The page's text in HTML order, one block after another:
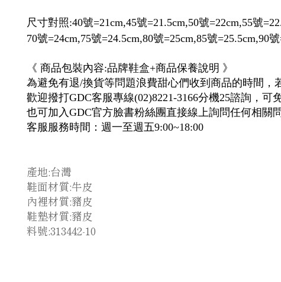
尺寸對照:40號=21cm,45號=21.5cm,50號=22cm,55號
70號=24cm,75號=24.5cm,80號=25cm,85號=25.5cm,90
《 商品包裝內容:品牌鞋盒+商品保養說明 》
為避免有退/換貨等問題浪費甜心們收到商品的時間，
歡迎撥打GDC客服專線(02)8221-3166分機25諮詢，可
也可加入GDC官方臉書粉絲團直接線上詢問任何相關
客服服務時間：週一至週五9:00~18:00
產地:台灣
鞋面材質:牛皮
內裡材質:豬皮
鞋墊材質:豬皮
料號:313442-10